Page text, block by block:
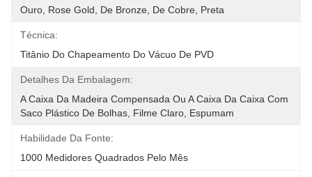
Ouro, Rose Gold, De Bronze, De Cobre, Preta
Técnica:
Titânio Do Chapeamento Do Vácuo De PVD
Detalhes Da Embalagem:
A Caixa Da Madeira Compensada Ou A Caixa Da Caixa Com
Saco Plástico De Bolhas, Filme Claro, Espumam
Habilidade Da Fonte:
1000 Medidores Quadrados Pelo Mês